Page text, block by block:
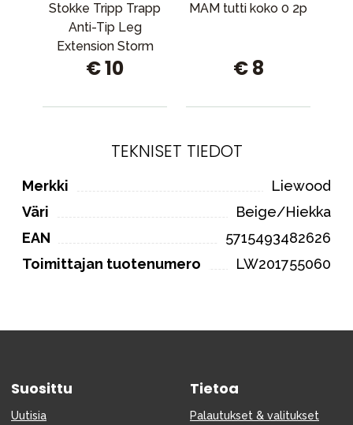
Stokke Tripp Trapp
Anti-Tip Leg
Extension Storm
Grey -jalkapidennys
€ 10
MAM tutti koko 0 2p
€ 8
TEKNISET TIEDOT
Merkki
Liewood
Väri
Beige/Hiekka
EAN
5715493482626
Toimittajan tuotenumero
LW201755060
Suosittu
Uutisia
Tietoa
Palautukset & valitukset